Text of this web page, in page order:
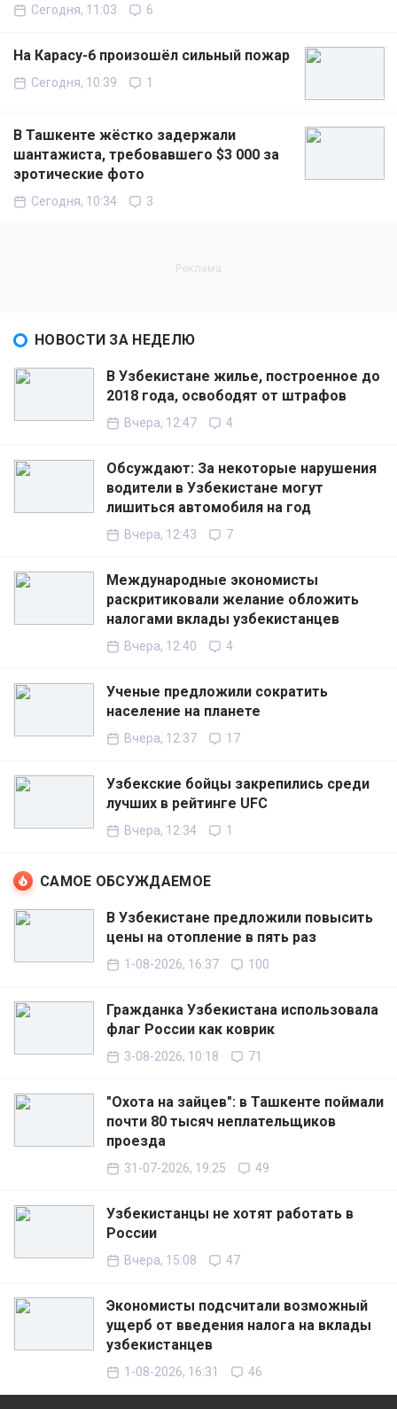
Сегодня, 11:03 6
На Карасу-6 произошёл сильный пожар
Сегодня, 10:39 1
В Ташкенте жёстко задержали
шантажиста, требовавшего $3 000 за
эротические фото
Сегодня, 10:34 3
НОВОСТИ ЗА НЕДЕЛЮ
В Узбекистане жилье, построенное до
2018 года, освободят от штрафов
Вчера, 12:47 4
Обсуждают: За некоторые нарушения
водители в Узбекистане могут
лишиться автомобиля на год
Вчера, 12:43 7
Международные экономисты
раскритиковали желание обложить
налогами вклады узбекистанцев
Вчера, 12:40 4
Ученые предложили сократить
население на планете
Вчера, 12:37 17
Узбекские бойцы закрепились среди
лучших в рейтинге UFC
Вчера, 12:34 1
САМОЕ ОБСУЖДАЕМОЕ
В Узбекистане предложили повысить
цены на отопление в пять раз
1-08-2026, 16:37 100
Гражданка Узбекистана использовала
флаг России как коврик
3-08-2026, 10:18 71
"Охота на зайцев": в Ташкенте поймали
почти 80 тысяч неплательщиков
проезда
31-07-2026, 19:25 49
Узбекистанцы не хотят работать в
России
Вчера, 15:08 47
Экономисты подсчитали возможный
ущерб от введения налога на вклады
узбекистанцев
1-08-2026, 16:31 46